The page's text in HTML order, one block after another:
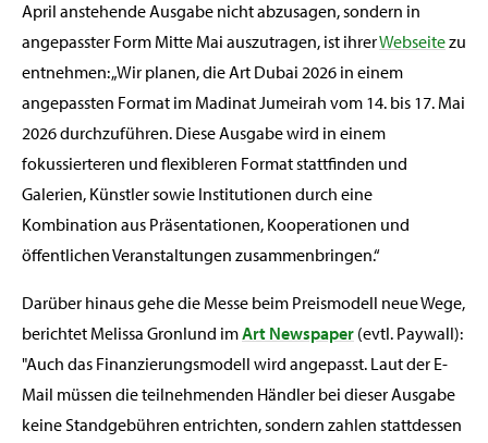
April anstehende Ausgabe nicht abzusagen, sondern in
angepasster Form Mitte Mai auszutragen, ist ihrerWebseitezu
entnehmen: „Wir planen, die Art Dubai 2026 in einem
angepassten Format im Madinat Jumeirah vom 14. bis 17. Mai
2026 durchzuführen. Diese Ausgabe wird in einem
fokussierteren und flexibleren Format stattfinden und
Galerien, Künstler sowie Institutionen durch eine
Kombination aus Präsentationen, Kooperationen und
öffentlichen Veranstaltungen zusammenbringen.“
Darüber hinaus gehe die Messe beim Preismodell neue Wege,
berichtet Melissa Gronlund imArt Newspaper (evtl. Paywall):
"Auch das Finanzierungsmodell wird angepasst. Laut der E-
Mail müssen die teilnehmenden Händler bei dieser Ausgabe
keine Standgebühren entrichten, sondern zahlen stattdessen